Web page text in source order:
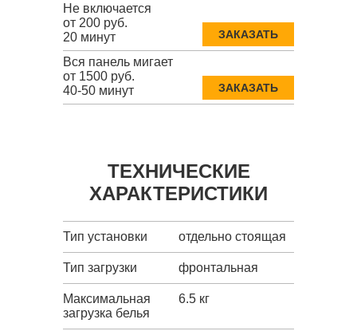
Не включается
от 200 руб.
20 минут
ЗАКАЗАТЬ
Вся панель мигает
от 1500 руб.
40-50 минут
ЗАКАЗАТЬ
ТЕХНИЧЕСКИЕ
ХАРАКТЕРИСТИКИ
Тип установки отдельно стоящая
Тип загрузки фронтальная
Максимальная
загрузка белья
6.5 кг